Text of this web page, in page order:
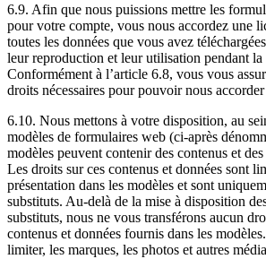
6.9. Afin que nous puissions mettre les
pour votre compte, vous nous accordez une
toutes les données que vous avez
leur reproduction et leur utilisation pendant la
Conformément à l’article 6.8, vous vous
droits nécessaires pour pouvoir nous
6.10. Nous mettons à votre disposition, au
modèles de formulaires web (ci-après
modèles peuvent contenir des contenus et
Les droits sur ces contenus et données sont
présentation dans les modèles et sont
substituts. Au-delà de la mise à disposition
substituts, nous ne vous transférons aucun
contenus et données fournis dans les
limiter, les marques, les photos et autres